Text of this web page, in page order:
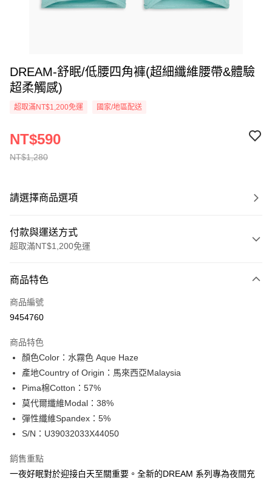
DREAM-舒眠/低腰四角褲(超細纖維腰帶&體驗
超柔觸感)
超取滿NT$1,200免運 國家/地區配送
NT$1,280
NT$590
請選擇商品選項
付款與運送方式
超取滿NT$1,200免運
信用卡一次付款
信用卡分期付款
合作金庫商業銀行
華南商業銀行
上海商業儲蓄銀行
台北富邦商業銀行
國泰世華商業銀行
臺灣中小企業銀行
匯豐（台灣）商業銀行
聯邦商業銀行
元大商業銀行
台新國際商業銀行
台灣樂天信用卡公司
超商取貨付款
LINE Pay
Apple Pay
街口支付
全盈+PAY
商品特色
商品編號
9454760
商品特色
顏色Color：水霧色 Aque Haze
產地Country of Origin：馬來西亞Malaysia
Pima棉Cotton：57%
莫代爾纖維Modal：38%
彈性纖維Spandex：5%
S/N：U39032033X44050
銷售重點
一夜好眠對於迎接白天至關重要。全新的DREAM 系列專為夜間充